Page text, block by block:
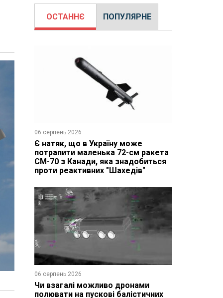
ОСТАННЄ ПОПУЛЯРНЕ
06 серпень 2026
Є натяк, що в Україну може
потрапити маленька 72-см ракета
CM-70 з Канади, яка знадобиться
проти реактивних "Шахедів"
06 серпень 2026
Чи взагалі можливо дронами
полювати на пускові балістичних